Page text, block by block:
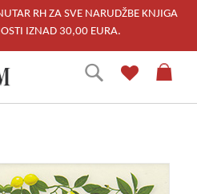
RH ZA SVE NARUDŽBE KNJIGA
IZNAD 30,00 EURA.
Traži